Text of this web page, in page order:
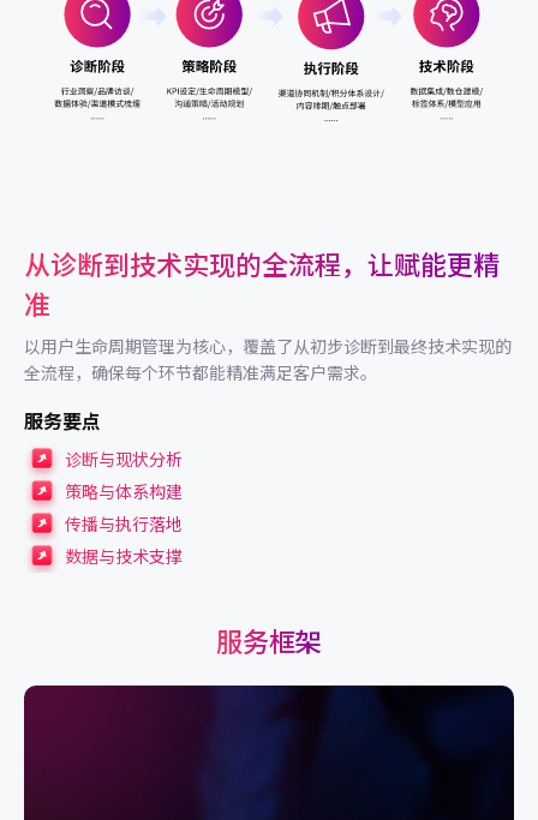
从诊断到技术实现的全流程，让赋能更精
准
以用户生命周期管理为核心，覆盖了从初步诊断到最终技术实现的
全流程，确保每个环节都能精准满足客户需求。
服务要点
诊断与现状分析
策略与体系构建
传播与执行落地
数据与技术支撑
服务框架